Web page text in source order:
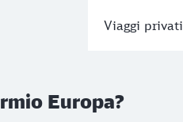
Viaggi privati
Europa?